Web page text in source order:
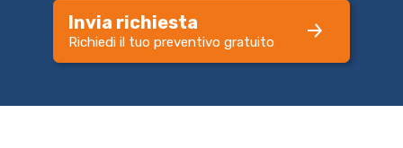
Invia richiesta
Richiedi il tuo preventivo gratuito